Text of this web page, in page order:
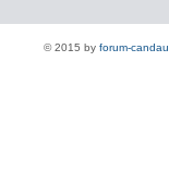
© 2015 by forum-